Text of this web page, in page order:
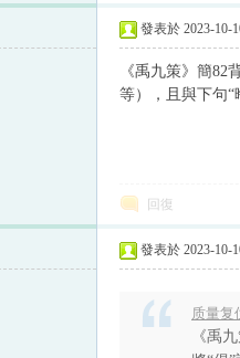
發表於 2023-10-
《禹九策》簡82
等），且與下句“
回復
發表於 2023-10-
质量复
《禹